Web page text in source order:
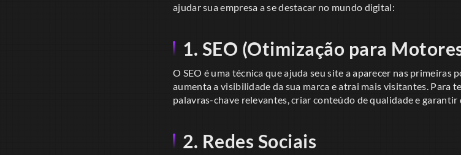
ajudar sua empresa a se destacar no mundo digital:
1. SEO (Otimização para
O SEO é uma técnica que ajuda seu site a aparecer nas primeiras
aumenta a visibilidade da sua marca e atrai mais visitantes. Para
palavras-chave relevantes, criar conteúdo de qualidade e garantir
2. Redes Sociais